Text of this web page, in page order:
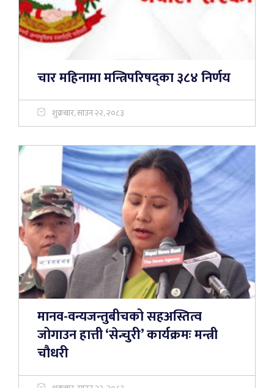
चार महिनामा मन्त्रिपरिषद्का ३८४ निर्णय
शुक्रबार, साउन २२, २०८३
मानव-वन्यजन्तुबीचको सहअस्तित्व
जोगाउन हात्ती ‘सेन्चुरी’ कार्यक्रमः मन्त्री
चौधरी